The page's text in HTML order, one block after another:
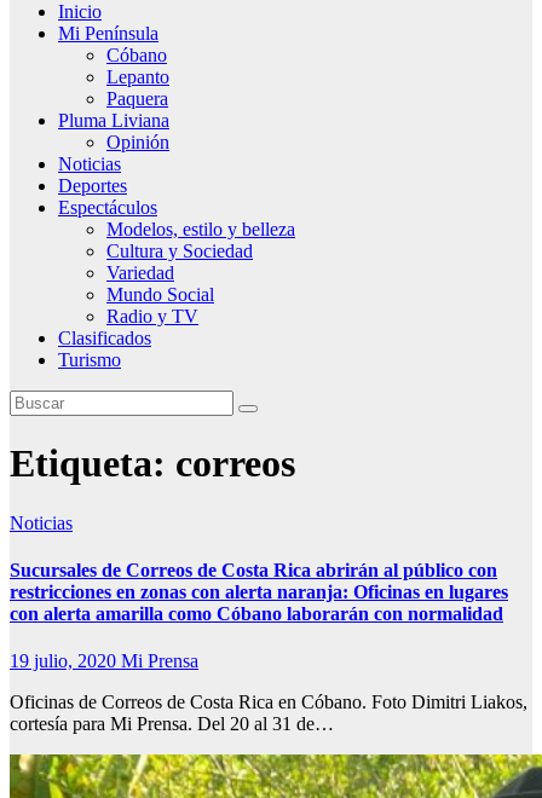
Inicio
Mi Península
Cóbano
Lepanto
Paquera
Pluma Liviana
Opinión
Noticias
Deportes
Espectáculos
Modelos, estilo y belleza
Cultura y Sociedad
Variedad
Mundo Social
Radio y TV
Clasificados
Turismo
Etiqueta: correos
Noticias
Sucursales de Correos de Costa Rica abrirán al público con
restricciones en zonas con alerta naranja: Oficinas en lugares
con alerta amarilla como Cóbano laborarán con normalidad
19 julio, 2020 Mi Prensa
Oficinas de Correos de Costa Rica en Cóbano. Foto Dimitri Liakos,
cortesía para Mi Prensa. Del 20 al 31 de…